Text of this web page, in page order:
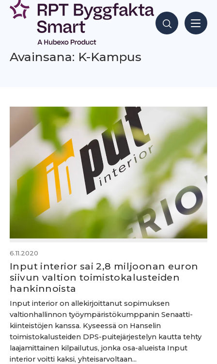
Siirry
sisältöön
Hae sisältöjä
Avainsana: K-Kampus
6.11.2020
Input interior sai 2,8 miljoonan euron
siivun valtion toimistokalusteiden
hankinnoista
Input interior on allekirjoittanut sopimuksen
valtionhallinnon työympäristökumppanin Senaatti-
kiinteistöjen kanssa. Kyseessä on Hanselin
toimistokalusteiden DPS-puitejärjestelyn kautta tehty
laajamittainen kilpailutus, jonka osa-alueista Input
interior voitti kaksi, yhteisarvoltaan...